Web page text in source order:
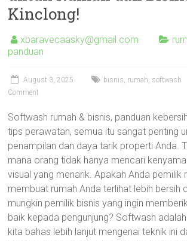
Kinclong!
xbaravecaasky@gmail.com
panduan
August 3, 2025 bisnis, rumah, softwash
Comment
Softwash rumah & bisnis, panduan
tips perawatan, semua itu sangat penting
penampilan dan daya tarik properti Anda.
mana orang tidak hanya mencari
visual yang menarik. Apakah Anda pemilik
membuat rumah Anda terlihat lebih bersih
mungkin pemilik bisnis yang ingin
baik kepada pengunjung? Softwash
kita bahas lebih lanjut mengenai teknik ini